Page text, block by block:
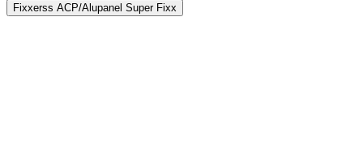
Fixxerss ACP/Alupanel Super Fixx